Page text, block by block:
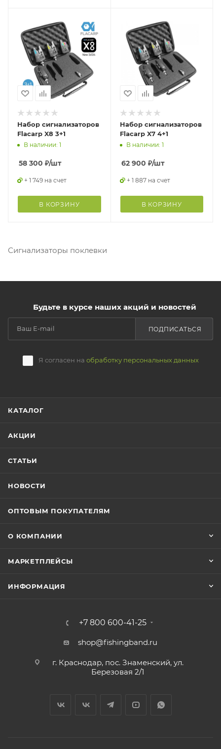
Набор сигнализаторов
Flacarp X8 3+1
В наличии: 1
58 300 ₽/шт
+ 1 749 на счет
В КОРЗИНУ
Набор сигнализаторов
Flacarp X7 4+1
В наличии: 1
62 900 ₽/шт
+ 1 887 на счет
В КОРЗИНУ
Сигнализаторы поклевки
Будьте в курсе наших акций и новостей
Я согласен на обработку персональных данных
ПОДПИСАТЬСЯ
КАТАЛОГ
АКЦИИ
СТАТЬИ
НОВОСТИ
ОПТОВЫМ ПОКУПАТЕЛЯМ
О КОМПАНИИ
МАРКЕТПЛЕЙСЫ
ИНФОРМАЦИЯ
+7 800 600-41-25
shop@fishingband.ru
г. Краснодар, пос. Знаменский, ул.
Березовая 2/1